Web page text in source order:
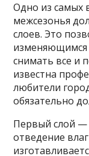
Одно из самых
межсезонья
слоев. Это
изменяющимся
снимать все и
известна
любители
обязательно
Первый слой —
отведение